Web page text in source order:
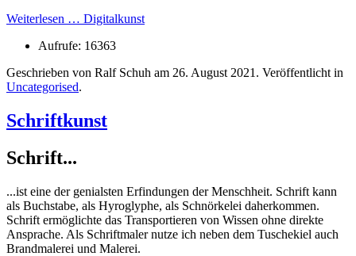
Weiterlesen … Digitalkunst
Aufrufe: 16363
Geschrieben von Ralf Schuh am 26. August 2021 . Veröffentlicht in
Uncategorised.
Schriftkunst
Schrift...
...ist eine der genialsten Erfindungen der Menschheit. Schrift kann
als Buchstabe, als Hyroglyphe, als Schnörkelei daherkommen.
Schrift ermöglichte das Transportieren von Wissen ohne direkte
Ansprache. Als Schriftmaler nutze ich neben dem Tuschekiel auch
Brandmalerei und Malerei.